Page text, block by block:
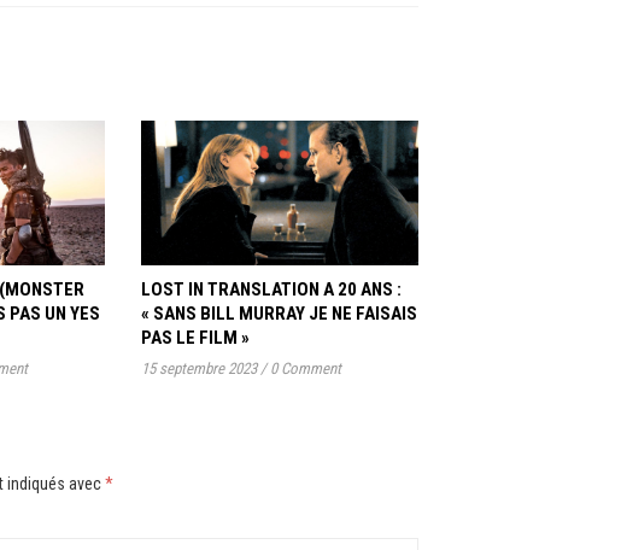
PAS UN YES
LOST IN TRANSLATION A 20 ANS :
« SANS BILL MURRAY JE NE FAISAIS
PAS LE FILM »
15 septembre 2023 / 0 Comment
indiqués avec*